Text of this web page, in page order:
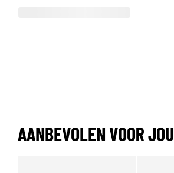
AANBEVOLEN VOOR JOU